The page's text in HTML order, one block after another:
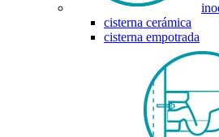
cisterna cerámica
cisterna empotrada